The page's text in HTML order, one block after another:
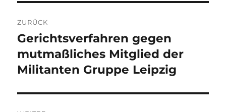
ZURÜCK
Vorheriger
Beitrag:
Gerichtsverfahren gegen
mutmaßliches Mitglied der
Militanten Gruppe Leipzig